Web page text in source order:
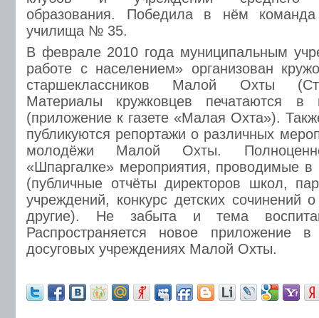
образования. Победила в нём команда
училища № 35.
В феврале 2010 года муниципальным
работе с населением» организован
старшеклассников Малой Охты
Материалы кружковцев печатаются в
(приложение к газете «Малая Охта»).
публикуются репортажи о различных
молодёжи Малой Охты.
«Шпаргалке» мероприятия, проводимые в
(публичные отчёты директоров школ,
учреждений, конкурс детских сочинений
другие). Не забыта и тема
Распространяется новое приложение
досуговых учреждениях Малой Охты.